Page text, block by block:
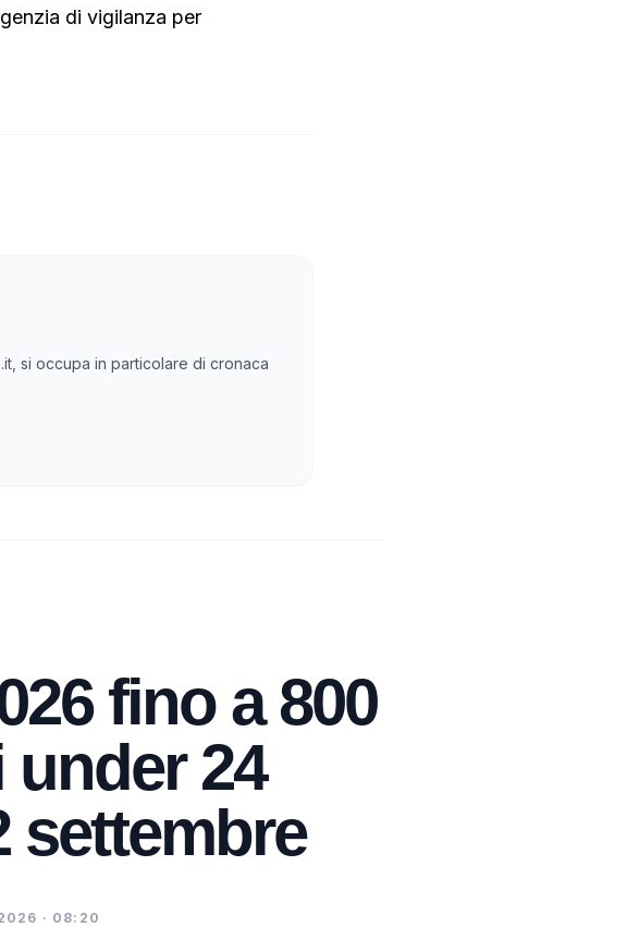
di vigilanza per
si occupa in particolare di cronaca
fino a 800
24
settembre
· 08:20